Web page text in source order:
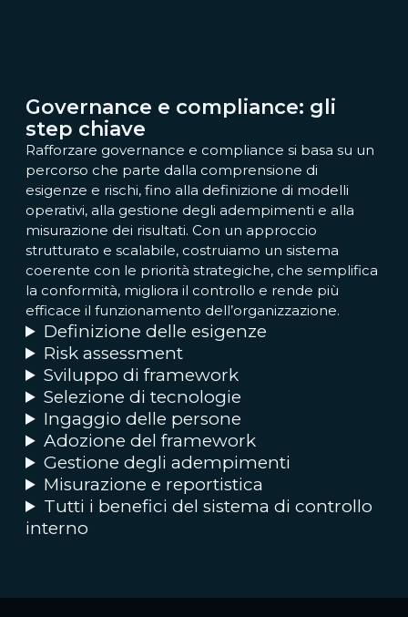
Governance e compliance: gli
step chiave
Rafforzare governance e compliance si basa su un
percorso che parte dalla comprensione di
esigenze e rischi, fino alla definizione di modelli
operativi, alla gestione degli adempimenti e alla
misurazione dei risultati. Con un approccio
strutturato e scalabile, costruiamo un sistema
coerente con le priorità strategiche, che semplifica
la conformità, migliora il controllo e rende più
efficace il funzionamento dell’organizzazione.
Definizione delle esigenze
Risk assessment
Sviluppo di framework
Selezione di tecnologie
Ingaggio delle persone
Adozione del framework
Gestione degli adempimenti
Misurazione e reportistica
Tutti i benefici del sistema di controllo
interno